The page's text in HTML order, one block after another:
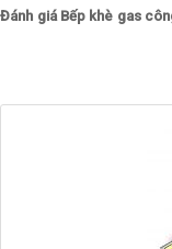
Đánh giá Bếp khè gas